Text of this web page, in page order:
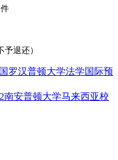
退还）
罗汉普顿大学法学国际预
南安普顿大学马来西亚校